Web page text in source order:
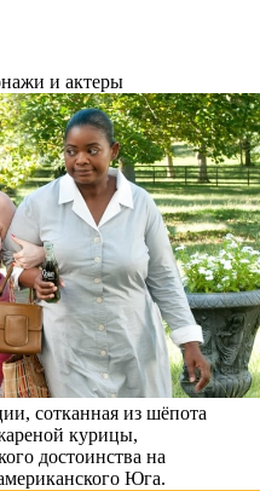
и актеры
сотканная из шёпота
курицы,
достоинства на
Юга.